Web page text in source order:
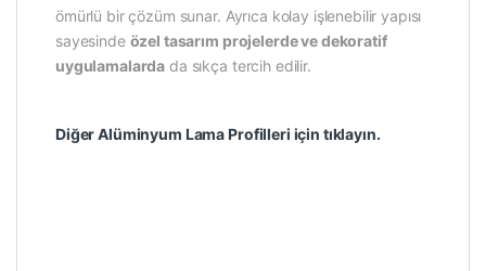
ömürlü bir çözüm sunar. Ayrıca kolay işlenebilir yapısı
sayesinde özel tasarım projelerde ve dekoratif
uygulamalarda da sıkça tercih edilir.
Diğer Alüminyum Lama Profilleri için tıklayın.